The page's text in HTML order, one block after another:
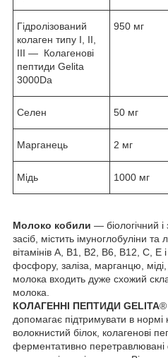
Гідролізований
колаген типу I, II,
III — Колагенові
пептиди Gelita
3000Da
950 мг
Селен 50 мг
Марганець 2 мг
Мідь 1000 мг
Молоко кобили — біологічний
засіб, містить імуноглобуліни та
вітамінів A, B1, B2, B6, B12, C, E
фосфору, заліза, марганцю,
молока входить дуже схожий
молока.
КОЛАГЕННІ ПЕПТИДИ GELITA®
допомагає підтримувати в нормі
волокнистий білок, колагенові
ферментативно перетравлювані